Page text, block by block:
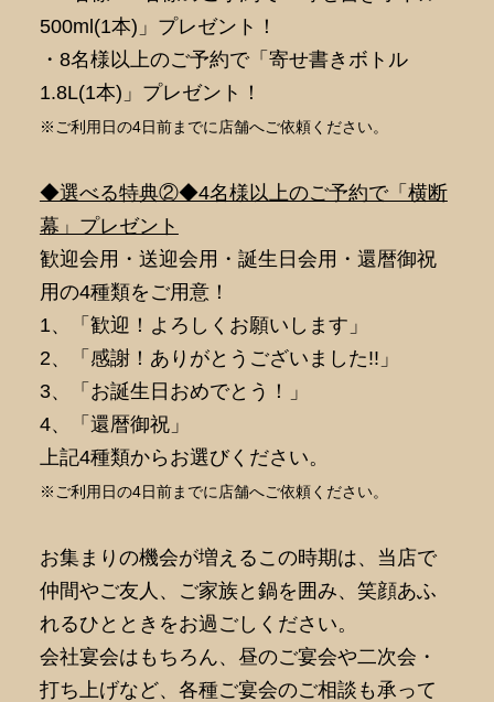
500ml(1本)」プレゼント！
・8名様以上のご予約で「寄せ書きボトル
1.8L(1本)」プレゼント！
※ご利用日の4日前までに店舗へご依頼ください。
◆選べる特典②◆4名様以上のご予約で「横断
幕」プレゼント
歓迎会用・送迎会用・誕生日会用・還暦御祝
用の4種類をご用意！
1、「歓迎！よろしくお願いします」
2、「感謝！ありがとうございました!!」
3、「お誕生日おめでとう！」
4、「還暦御祝」
上記4種類からお選びください。
※ご利用日の4日前までに店舗へご依頼ください。
お集まりの機会が増えるこの時期は、当店で
仲間やご友人、ご家族と鍋を囲み、笑顔あふ
れるひとときをお過ごしください。
会社宴会はもちろん、昼のご宴会や二次会・
打ち上げなど、各種ご宴会のご相談も承って